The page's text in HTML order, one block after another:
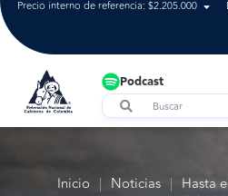
Precio interno de referencia: $2.205.000
Podcast
Inicio | Noticias | Hasta